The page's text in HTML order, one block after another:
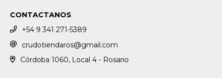
CONTACTANOS
+54 9 341 271-5389
crudotiendaros@gmail.com
Córdoba 1060, Local 4 - Rosario